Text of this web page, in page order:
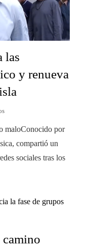
las
y renueva
maloConocido por
compartió un
sociales tras los